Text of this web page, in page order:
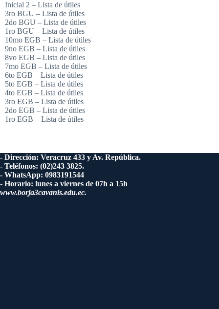
Inicial 2 – Lista de útiles
3ro BGU – Lista de útiles
2do BGU – Lista de útiles
1ro BGU – Lista de útiles
10mo EGB – Lista de útiles
9no EGB – Lista de útiles
8vo EGB – Lista de útiles
7mo EGB – Lista de útiles
6to EGB – Lista de útiles
5to EGB – Lista de útiles
4to EGB – Lista de útiles
3ro EGB – Lista de útiles
2do EGB – Lista de útiles
1ro EGB – Lista de útiles
- Dirección: Veracruz 433 y Av. República.
- Teléfonos: (02)243 3825.
- WhatsApp: 0983191544
- Horario: lunes a viernes de 07h a 15h
www.borja3cavanis.edu.ec.